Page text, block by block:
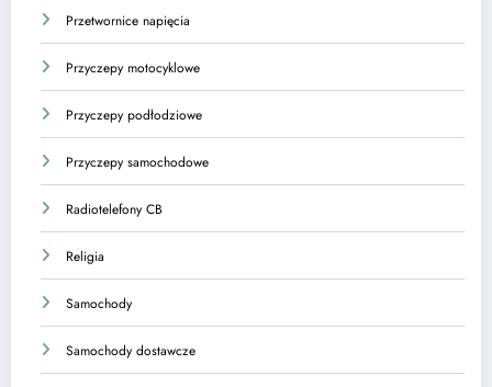
Przetwornice napięcia
Przyczepy motocyklowe
Przyczepy podłodziowe
Przyczepy samochodowe
Radiotelefony CB
Religia
Samochody
Samochody dostawcze